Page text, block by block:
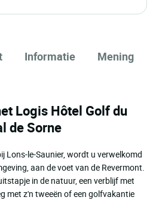
Informatie Mening
Logis Hôtel Golf du
de Sorne
Lons-le-Saunier, wordt u verwelkomd
aan de voet van de Revermont.
in de natuur, een verblijf met
met z'n tweeën of een golfvakantie